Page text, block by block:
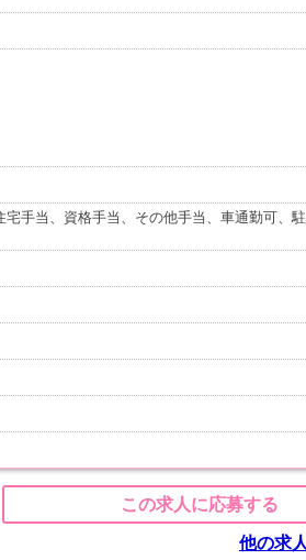
手当、資格手当、その他手当、車通勤可、
この求人に応募する
他の求